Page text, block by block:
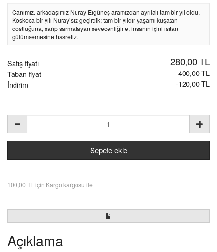
Canımız, arkadaşımız Nuray Ergüneş aramızdan ayrılalı tam bir yıl oldu.
Koskoca bir yılı Nuray’sız geçirdik; tam bir yıldır yaşamı kuşatan
dostluğuna, sarıp sarmalayan sevecenliğine, insanın içini ısıtan
gülümsemesine hasretiz.
Satış fiyatı 280,00 TL
Taban fiyat
400,00 TL
İndirim
-120,00 TL
100,00 TL için Kargo kargosu ile
Açıklama